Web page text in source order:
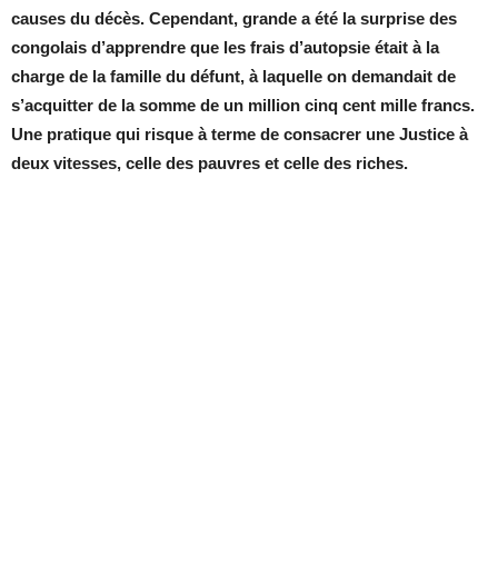
causes du décès. Cependant, grande a été la surprise des
congolais d’apprendre que les frais d’autopsie était à la
charge de la famille du défunt, à laquelle on demandait de
s’acquitter de la somme de un million cinq cent mille francs.
Une pratique qui risque à terme de consacrer une Justice à
deux vitesses, celle des pauvres et celle des riches.